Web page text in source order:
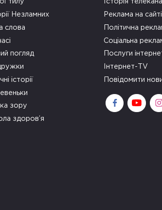
тилу
Незламних
слова
погляд
історії
зору
здоров’я
Історія
Реклама на сайті
Політична
Соціальна
Послуги
Інтернет-TV
Повідомити